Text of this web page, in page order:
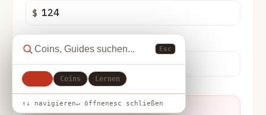
Esc
Coins Lernen
↑↓ navigieren↵ öffnenesc schließen
$
Positionsgröße (Einheiten)